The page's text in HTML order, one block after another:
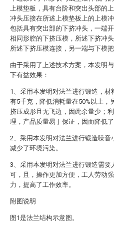
上模垫板，具有台阶和突出头部的
冲头压接在所述上模垫板上的上模
包括具有突出部的下挤冲头，一端
相同形腔的下挤压模，所述下挤冲
所述下挤压模连接，另一端与下模把
由于采用了上述技术方案，本发明
下有益效果：
1、采用本发明对法兰进行锻造，材
有5千克，降低消耗量在50%以上，
挤压成形且无飞边，因此余量少；
理，产品质量易于保证，因而降低了
2、采用本发明对法兰进行锻造噪音
减少了环境污染。
3、采用本发明对法兰进行锻造需要
可，且，操作更加方便，工人劳动
力，提高了工作效率。
附图说明
图1是法兰结构示意图。